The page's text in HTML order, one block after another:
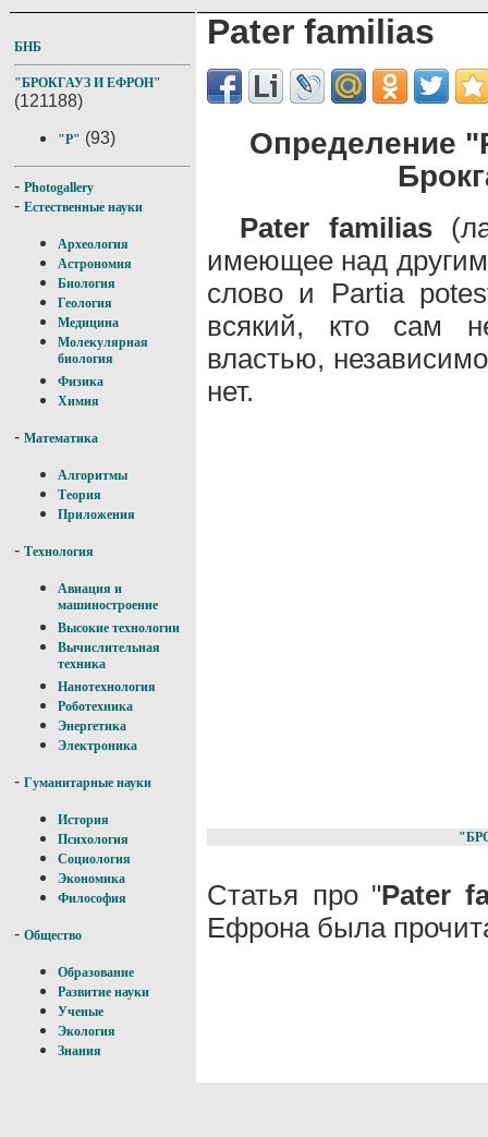
БНБ
"БРОКГАУЗ И ЕФРОН"
(121188)
"P" (93)
- Photogallery
- Естественные науки
Археология
Астрономия
Биология
Геология
Медицина
Молекулярная
биология
Физика
Химия
- Математика
Алгоритмы
Теория
Приложения
- Технология
Авиация и
машиностроение
Высокие технологии
Вычислительная
техника
Нанотехнология
Роботехника
Энергетика
Электроника
- Гуманитарные науки
История
Психология
Социология
Экономика
Философия
- Общество
Образование
Развитие науки
Ученые
Экология
Знания
Pater familias
Определение
Pater familias
имеющее над
слово и Partia
всякий, кто сам
властью,
нет.
Статья про "Pater
Ефрона была